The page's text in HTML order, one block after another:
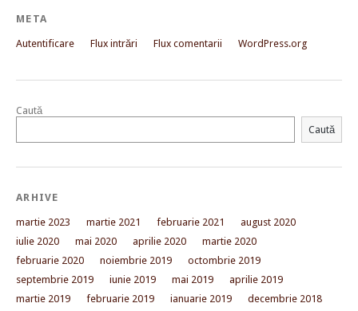
META
Autentificare Flux intrări Flux comentarii WordPress.org
Caută
Caută
ARHIVE
martie 2023 martie 2021 februarie 2021
august 2020
iulie 2020
mai 2020 aprilie 2020
martie 2020
februarie 2020
noiembrie 2019
octombrie 2019
septembrie 2019
iunie 2019 mai 2019
aprilie 2019
martie 2019
februarie 2019 ianuarie 2019
decembrie 2018